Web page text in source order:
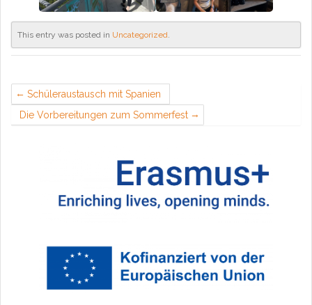
This entry was posted in Uncategorized
Schüleraustausch mit Spanien
Die Vorbereitungen zum Sommerfest